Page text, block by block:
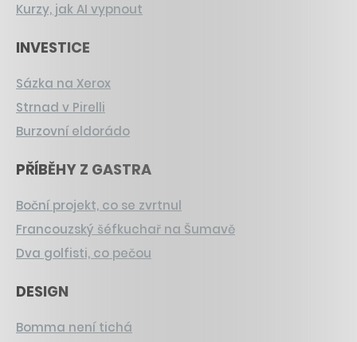
Kurzy, jak AI vypnout
INVESTICE
Sázka na Xerox
Strnad v Pirelli
Burzovní eldorádo
PŘÍBĚHY Z GASTRA
Boční projekt, co se zvrtnul
Francouzský šéfkuchař na Šumavě
Dva golfisti, co pečou
DESIGN
Bomma není tichá